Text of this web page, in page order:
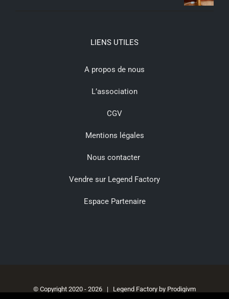
LIENS UTILES
A propos de nous
L’association
CGV
Mentions légales
Nous contacter
Vendre sur Legend Factory
Espace Partenaire
© Copyright 2020 - 2026 | Legend Factory by Prodigivm